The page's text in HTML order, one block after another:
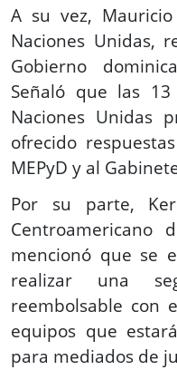
A su vez,
Naciones Unidas,
Gobierno
Señaló que las
Naciones Unidas
ofrecido
MEPyD y al
Por su parte,
Centroamericano
mencionó que se
realizar una
reembolsable con
equipos que
para mediados de